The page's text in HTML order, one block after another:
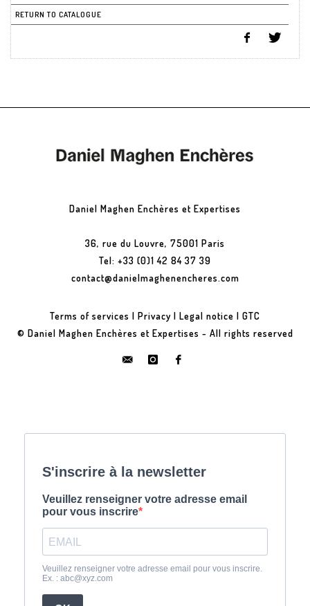
RETURN TO CATALOGUE
Daniel Maghen Enchères et Expertises
36, rue du Louvre, 75001 Paris
Tel: +33 (0)1 42 84 37 39
contact@danielmaghenencheres.com
Terms of services | Privacy | Legal notice | GTC
© Daniel Maghen Enchères et Expertises - All rights reserved